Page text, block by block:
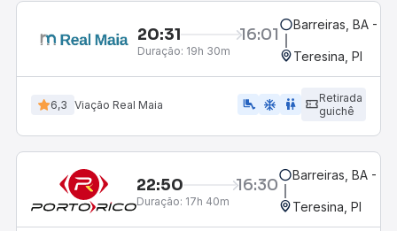
20:31 16:01
Duração: 19h 30m
Barreiras, BA -
Teresina, PI
6,3 Viação Real Maia airline_seat_legroom_extra ac_unit wc
Retirada
guichê
22:50 16:30
Duração: 17h 40m
Barreiras, BA -
Teresina, PI